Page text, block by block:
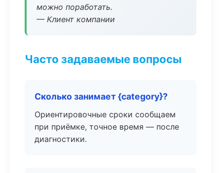
можно поработать.
— Клиент компании
Часто задаваемые вопросы
Сколько занимает {category}?
Ориентировочные сроки сообщаем
при приёмке, точное время — после
диагностики.